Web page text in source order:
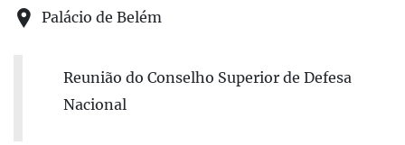
Palácio de Belém
Reunião do Conselho Superior de Defesa
Nacional